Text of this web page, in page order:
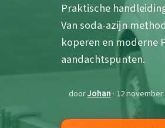
Praktische
Van soda-azijn
koperen en moderne
aandachtspunten.
doorJohan · 12 november